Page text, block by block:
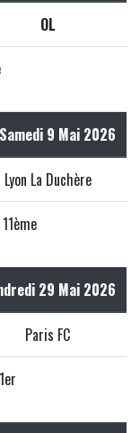
OL
Samedi 9 Mai 2026
Lyon La Duchère
29 Mai 2026
Paris FC